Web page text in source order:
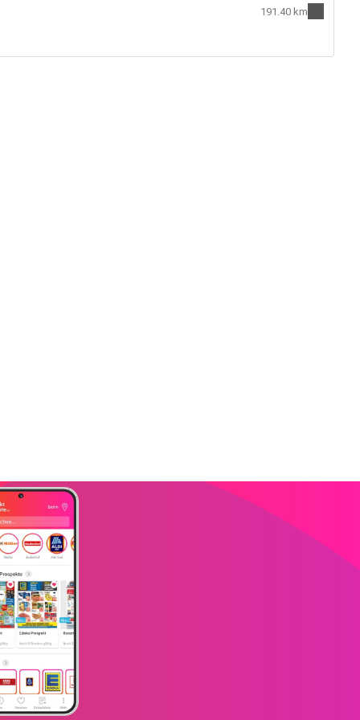
191.40 km